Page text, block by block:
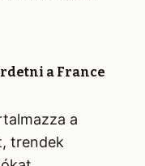
a France
a
trendek